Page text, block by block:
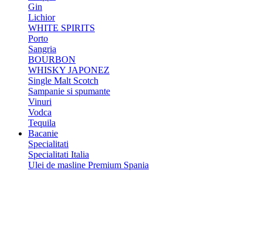
Gin
Lichior
WHITE SPIRITS
Porto
Sangria
BOURBON
WHISKY JAPONEZ
Single Malt Scotch
Sampanie si spumante
Vinuri
Vodca
Tequila
Bacanie
Specialitati
Specialitati Italia
Ulei de masline Premium Spania